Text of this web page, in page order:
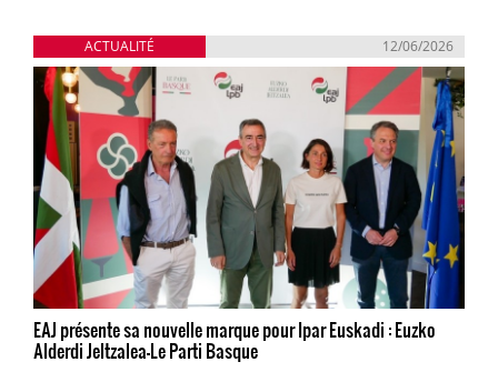
ACTUALITÉ 12/06/2026
EAJ présente sa nouvelle marque pour Ipar Euskadi : Euzko
Alderdi Jeltzalea-Le Parti Basque